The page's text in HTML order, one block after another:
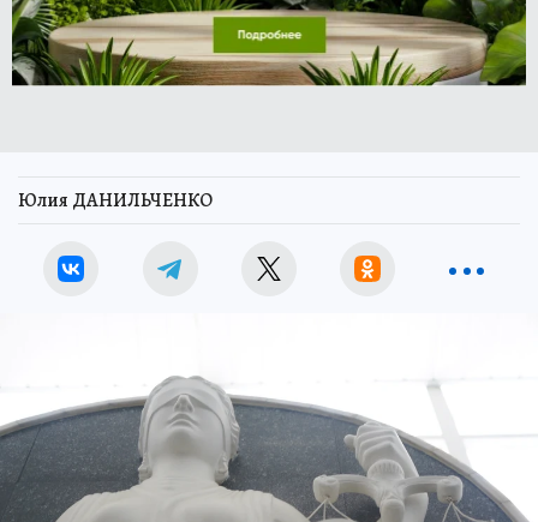
Юлия ДАНИЛЬЧЕНКО